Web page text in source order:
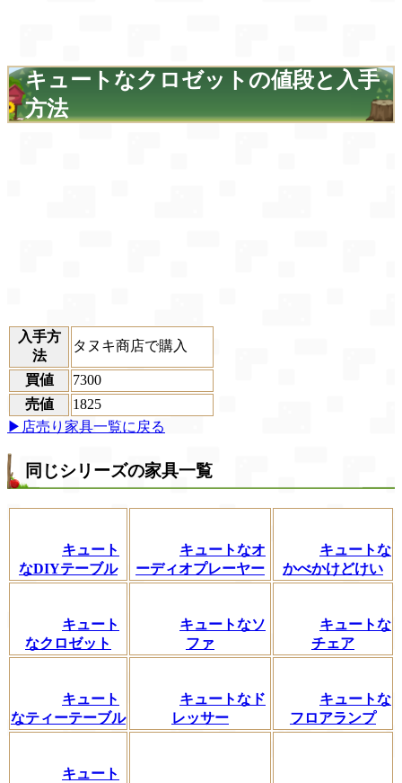
キュートなクロゼットの値段と入手
方法
入手方
法
タヌキ商店で購入
買値
7300
売値
1825
▶店売り家具一覧に戻る
同じシリーズの家具一覧
キュート
なDIYテーブル
キュートなオ
ーディオプレーヤー
キュートな
かべかけどけい
キュート
なクロゼット
キュートなソ
ファ
キュートな
チェア
キュート
なティーテーブル
キュートなド
レッサー
キュートな
フロアランプ
キュート